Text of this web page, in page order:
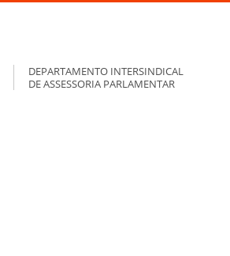
DEPARTAMENTO INTERSINDICAL
DE ASSESSORIA PARLAMENTAR